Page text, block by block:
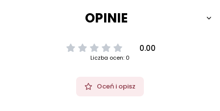
OPINIE
0.00
Liczba ocen: 0
Oceń i opisz